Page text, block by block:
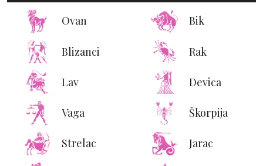
Ovan Bik
Blizanci Rak
Lav Devica
Vaga Škorpija
Strelac Jarac